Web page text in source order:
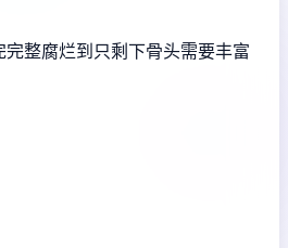
完整腐烂到只剩下骨头需要丰富